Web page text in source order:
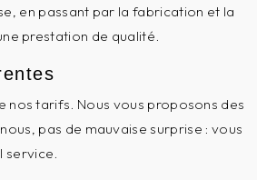
en passant par la fabrication et la
prestation de qualité.
nos tarifs. Nous vous proposons des
pas de mauvaise surprise : vous
service.